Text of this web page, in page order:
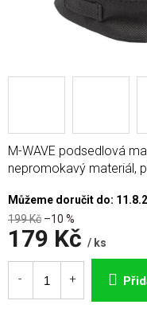
199 Kč –10 %
179 Kč / ks
Měrná
cena:
Můžeme doručit do:
M-WAVE podsedlová
nepromokavý materiál,